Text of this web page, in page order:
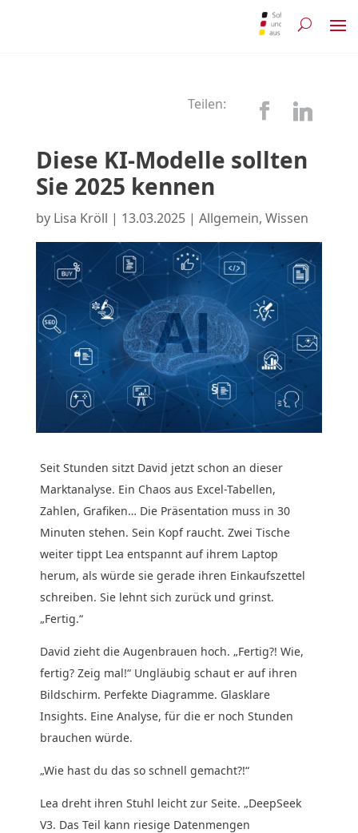
Teilen:
Diese KI-Modelle sollten
Sie 2025 kennen
by Lisa Kröll | 13.03.2025| Allgemein, Wissen
Seit Stunden sitzt David jetzt schon an dieser
Marktanalyse. Ein Chaos aus Excel-Tabellen,
Zahlen, Grafiken… Die Präsentation muss in 30
Minuten stehen. Sein Kopf raucht. Zwei Tische
weiter tippt Lea entspannt auf ihrem Laptop
herum, als würde sie gerade ihren Einkaufszettel
schreiben. Sie lehnt sich zurück und grinst.
„Fertig.“
David zieht die Augenbrauen hoch. „Fertig?! Wie,
fertig? Zeig mal!“ Ungläubig schaut er auf ihren
Bildschirm. Perfekte Diagramme. Glasklare
Insights. Eine Analyse, für die er noch Stunden
brauchen würde.
„Wie hast du das so schnell gemacht?!“
Lea dreht ihren Stuhl leicht zur Seite. „DeepSeek
V3. Das Teil kann riesige Datenmengen